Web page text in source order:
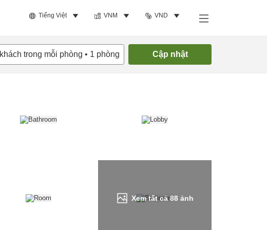
Tiếng Việt VNM VND
khách trong mỗi phòng • 1 phòng Cập nhật
Xem tất cả88 ảnh
Tìm phòng trống